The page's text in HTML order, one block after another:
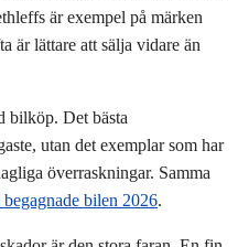
är exempel på märken
är lättare att sälja vidare än
bilköp. Det bästa
utan det exemplar som har
överraskningar. Samma
begagnade bilen 2026.